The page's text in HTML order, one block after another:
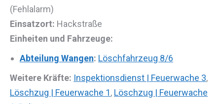
(Fehlalarm)
Einsatzort: Hackstraße
Einheiten und Fahrzeuge:
Abteilung Wangen: Löschfahrzeug 8/6
Weitere Kräfte: Inspektionsdienst | Feuerwache 3,
Löschzug | Feuerwache 1, Löschzug | Feuerwache